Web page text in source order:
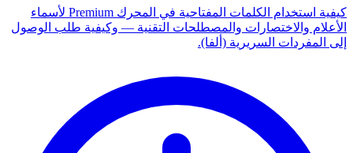
كيفية استخدام الكلمات المفتاحية في المحرك Premium لأسماء
الأعلام والاختصارات والمصطلحات التقنية — وكيفية طلب الوصول
إلى المفردات السريرية (ألفا).